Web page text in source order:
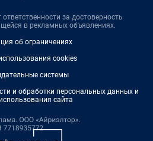
ответственности за достоверность
в рекламных объявлениях.
об ограничениях
cookies
системы
и обработки персональных данных и
сайта